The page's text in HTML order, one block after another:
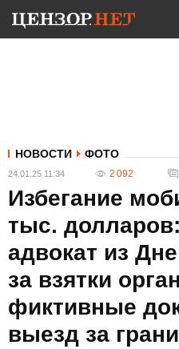
НОВОСТИ ФОТО
24.01.25 11:34 2 092
Избегание
тыс.
адвокат из
за взятки
фиктивные
выезд за